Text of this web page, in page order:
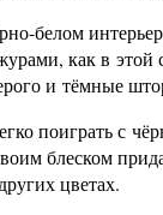
белом
как в этой
и тёмные
поиграть с
блеском
цветах.